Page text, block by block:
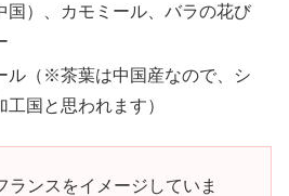
国）、カモミール、バラの花び
ル（※茶葉は中国産なので、シ
国と思われます）
ランスをイメージしていま